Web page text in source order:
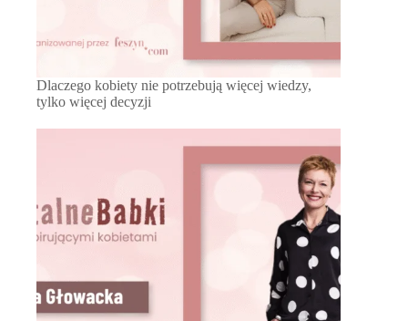
Dlaczego kobiety nie potrzebują więcej wiedzy,
tylko więcej decyzji